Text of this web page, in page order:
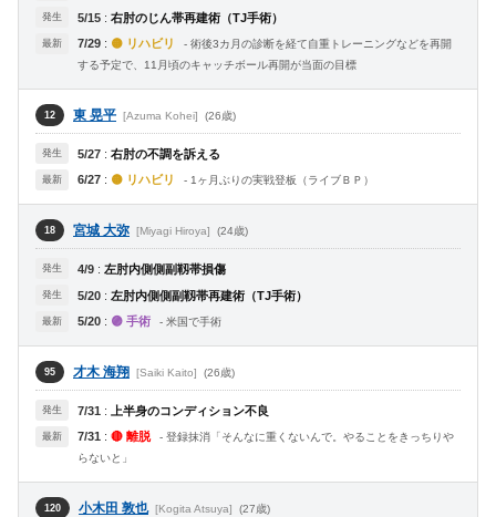
発生 5/15 : 右肘のじん帯再建術（TJ手術）
最新 7/29 : 🟡 リハビリ
- 術後3カ月の診断を経て自重トレーニングなどを再開
する予定で、11月頃のキャッチボール再開が当面の目標
12 東 晃平 [Azuma Kohei] (26歳)
発生 5/27 : 右肘の不調を訴える
最新 6/27 : 🟡 リハビリ - 1ヶ月ぶりの実戦登板（ライブＢＰ）
18 宮城 大弥 [Miyagi Hiroya] (24歳)
発生 4/9 : 左肘内側側副靱帯損傷
発生 5/20 : 左肘内側側副靱帯再建術（TJ手術）
最新 5/20 : 🟣 手術 - 米国で手術
95 才木 海翔 [Saiki Kaito] (26歳)
発生 7/31 : 上半身のコンディション不良
最新 7/31 : 🔴 離脱
- 登録抹消「そんなに重くないんで。やることをきっちりや
らないと」
120 小木田 敦也 [Kogita Atsuya] (27歳)